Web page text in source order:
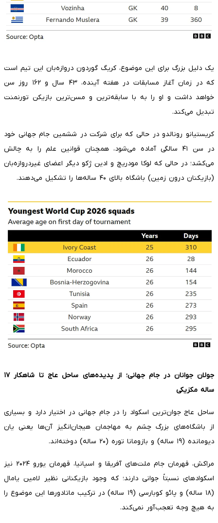
یک دلیل بزرگ برای این موضوع، کریگ گوردون دروازه‌بان این تیم است
که در زمان آغاز مسابقات در هفته آینده، ۴۳ سال و ۱۶۲ روز سن
خواهد داشت و او را به با سابقه‌ترین و مسن‌ترین بازیکن تورنمنت
تبدیل می‌کند.
کریستیانو رونالدو در حالی که برای شرکت در ششمین جام جهانی خود
در سن ۴۱ سالگی آماده می‌شود، همچنان قوانین علم را به چالش
می‌کشد؛ در حالی که لوکا مودریچ و ادین ژکو دیگر اعضای غیردروازه‌بان
(بازیکنان درون زمین) باشگاه بالای ۴۰ ساله‌ها را تشکیل می‌دهند.
جولان جوانان در جام جهانی؛ از پدیده‌های ساحل عاج تا شاهکار۱۷
ساله مکزیکی
ساحل عاج جوان‌ترین اسکواد را در جام جهانی در اختیار دارد و بسیاری
از باشگاه‌های بزرگ چشم به مهاجمان هیجان‌انگیز آن‌ها یعنی یان
دیومانده (۱۹ ساله) و بازومانا توره (۲۰ ساله) دوخته‌اند.
مراکش، قهرمان جام ملت‌های آفریقا و اسپانیا، قهرمان یورو ۲۰۲۴ نیز
اسکوادهای نسبتاً جوانی دارند؛ که وجود بازیکنانی نظیر لامین یامال
(۱۸ ساله) و پائو کوبارسی (۱۹ ساله) در ترکیب ماتادورها این موضوع را
به هیچ وجه تعجب‌آور نمی‌کند.